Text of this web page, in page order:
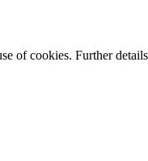
of cookies. Further